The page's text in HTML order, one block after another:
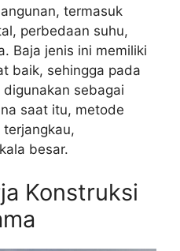
termasuk
perbedaan suhu,
Baja jenis ini memiliki
baik, sehingga pada
sebagai
saat itu, metode
terjangkau,
besar.
Konstruksi